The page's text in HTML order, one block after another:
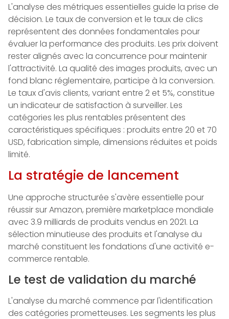
L'analyse des métriques essentielles guide la prise de
décision. Le taux de conversion et le taux de clics
représentent des données fondamentales pour
évaluer la performance des produits. Les prix doivent
rester alignés avec la concurrence pour maintenir
l'attractivité. La qualité des images produits, avec un
fond blanc réglementaire, participe à la conversion.
Le taux d'avis clients, variant entre 2 et 5%, constitue
un indicateur de satisfaction à surveiller. Les
catégories les plus rentables présentent des
caractéristiques spécifiques : produits entre 20 et 70
USD, fabrication simple, dimensions réduites et poids
limité.
La stratégie de lancement
Une approche structurée s'avère essentielle pour
réussir sur Amazon, première marketplace mondiale
avec 3.9 milliards de produits vendus en 2021. La
sélection minutieuse des produits et l'analyse du
marché constituent les fondations d'une activité e-
commerce rentable.
Le test de validation du marché
L'analyse du marché commence par l'identification
des catégories prometteuses. Les segments les plus